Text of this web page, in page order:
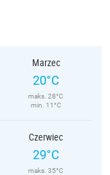
Marzec
20°C
maks. 28°C
min. 11°C
Czerwiec
29°C
maks. 35°C